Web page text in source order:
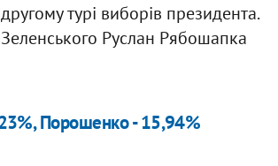
турі виборів президента.
Руслан Рябошапка
Порошенко - 15,94%